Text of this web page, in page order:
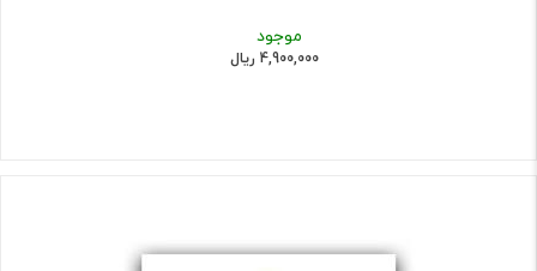
موجود
4,900,000 ریال